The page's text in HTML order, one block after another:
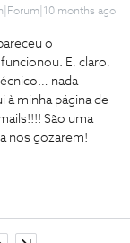
months ago
o
E, claro,
nada
à minha página de
São uma
nos gozarem!